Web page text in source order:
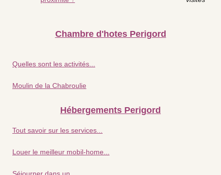
Chambre d'hotes Perigord
Quelles sont les activités...
Moulin de la Chabroulie
Hébergements Perigord
Tout savoir sur les services...
Louer le meilleur mobil-home...